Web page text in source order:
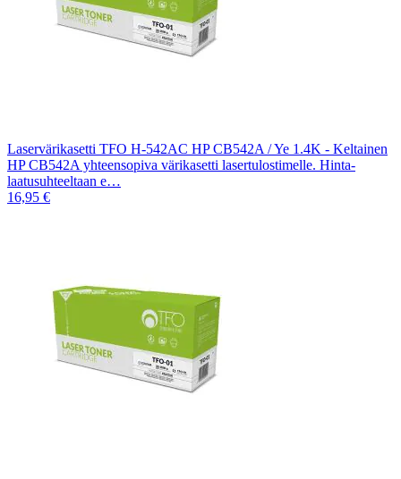
Laservärikasetti TFO H-542AC HP CB542A / Ye 1.4K - Keltainen
HP CB542A yhteensopiva värikasetti lasertulostimelle. Hinta-
laatusuhteeltaan e…
16,95 €